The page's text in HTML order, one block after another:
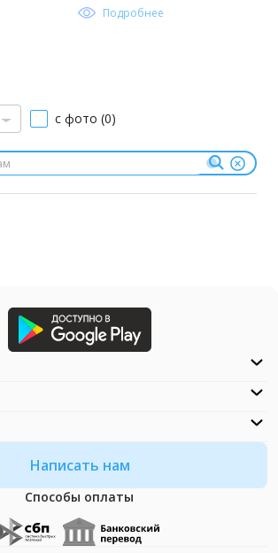
Подробнее
с фото (0)
Написать нам
Способы оплаты